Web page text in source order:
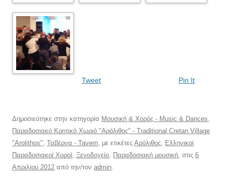
Tweet Pin It
Δημοσιεύτηκε στην κατηγορία Μουσική & Χορός - Music & Dances
Παραδοσιακό Κρητικό Χωριό "Αρόλιθος" - Traditional Cretan Village
"Arolithos" Ταβέρνα - Tavern , με ετικέτες Αρόλιθος Ελληνικοί
Παραδοσιακοί Χοροί Ξενοδοχείο Παραδοσιακή μουσική , στις 6
Απριλίου 2012 από την/τον admin